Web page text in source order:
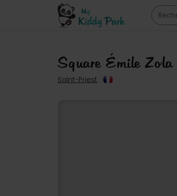
Square Émile Zola
Saint-Priest